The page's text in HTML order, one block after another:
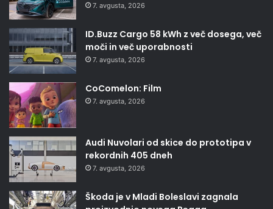
7. avgusta, 2026
ID.Buzz Cargo 58 kWh z več dosega, več
moči in več uporabnosti
7. avgusta, 2026
CoComelon: Film
7. avgusta, 2026
Audi Nuvolari od skice do prototipa v
rekordnih 405 dneh
7. avgusta, 2026
Škoda je v Mladi Boleslavi zagnala